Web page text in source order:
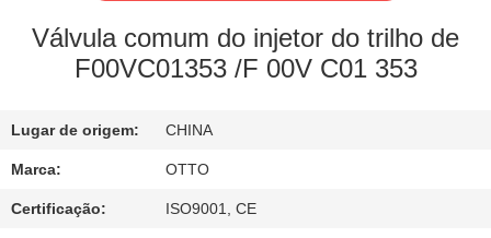
FÁBRICA
CONTROLE
DE
QUALIDADE
Válvula comum do injetor do trilho de
F00VC01353 /F 00V C01 353
Lugar de origem: CHINA
Marca: OTTO
Certificação: ISO9001, CE